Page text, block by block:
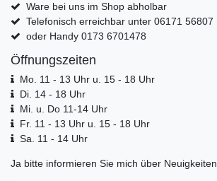
Ware bei uns im Shop abholbar
Telefonisch erreichbar unter 06171 56807
oder Handy 0173 6701478
Öffnungszeiten
Mo. 11 - 13 Uhr u. 15 - 18 Uhr
Di. 14 - 18 Uhr
Mi. u. Do 11-14 Uhr
Fr. 11 - 13 Uhr u. 15 - 18 Uhr
Sa. 11 - 14 Uhr
Ja bitte informieren Sie mich über Neuigkeiten